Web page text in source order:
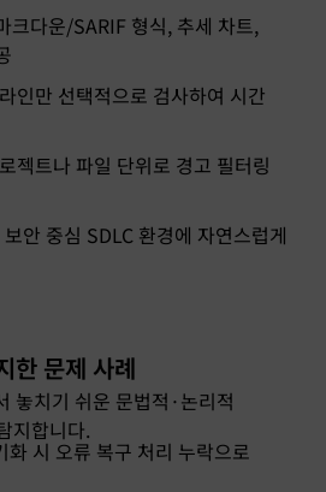
크다운/SARIF 형식, 추세 차트,
인만 선택적으로 검사하여 시간
젝트나 파일 단위로 경고 필터링
안 중심 SDLC 환경에 자연스럽게
한 문제 사례​
놓치기 쉬운 문법적·논리적
지합니다.
화 시 오류 복구 처리 누락으로